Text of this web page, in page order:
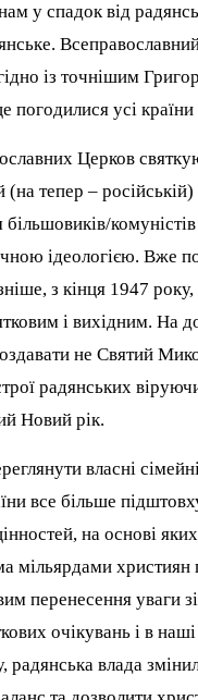
у спадок від
із точнішим
погодилися усі
Церков
(на тепер –
ідеологією. Вже
з кінця 1947
і вихідним. На
не Святий
радянських
Новий рік.
власні
все більше
на основі
мільярдами християн
перенесення уваги зі
очікувань і в
влада